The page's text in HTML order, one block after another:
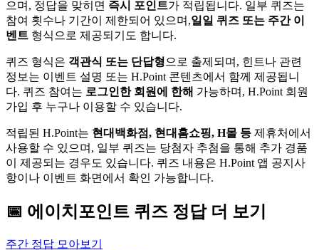
으며, 정답을 맞히면 즉시 포인트가 적립됩니다. 일부 퀴즈는
참여 횟수나 기간이 제한되어 있으며,일일 퀴즈 또는 주간 이
벤트 형식으로 제공되기도 합니다.
퀴즈 형식은 객관식 또는 단답형 으로 출제되며, 힌트나 관련
정보는 이벤트 설명 또는 H.Point 콘텐츠에서 함께 제공됩니
다. 퀴즈 참여는 로그인한 회원에 한해 가능하며, H.Point 회원
가입 후 누구나 이용할 수 있습니다.
적립된 H.Point는 현대백화점, 현대홈쇼핑, H몰 등 제휴처에서
사용할 수 있으며, 일부 퀴즈는 당첨자 추첨을 통해 추가 경품
이 제공되는 경우도 있습니다. 퀴즈 내용은 H.Point 앱 공지사
항이나 이벤트 화면에서 확인 가능합니다.
📅 에이치포인트 퀴즈 정답 더 보기
주간 정답 모아보기